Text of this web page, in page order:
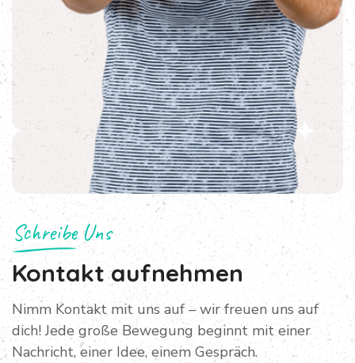
Schreibe Uns
Kontakt aufnehmen
Nimm Kontakt mit uns auf – wir freuen uns auf
dich! Jede große Bewegung beginnt mit einer
Nachricht, einer Idee, einem Gespräch.